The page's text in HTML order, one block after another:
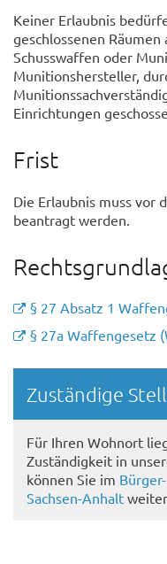
Keiner Erlaubnis
geschlossenen
Schusswaffen oder
Munitionshersteller,
Einrichtungen
Frist
Die Erlaubnis muss vor
beantragt werden.
§ 27 Absatz 1
§ 27a Waffengesetz
Randspalte
Zuständige
Für Ihren Wohnort
Zuständigkeit in
können Sie im
Sachsen-Anhalt